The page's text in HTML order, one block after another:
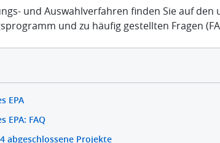
und Auswahlverfahren finden Sie auf den
und zu häufig gestellten Fragen
EPA
EPA: FAQ
abgeschlossene Projekte